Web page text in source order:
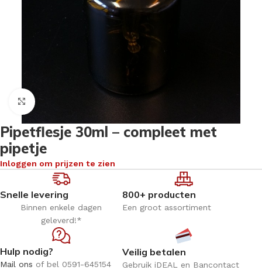
Klik om te vergroten
Pipetflesje 30ml – compleet met
pipetje
Inloggen om prijzen te zien
Snelle levering
Binnen enkele dagen
geleverd!*
800+ producten
Een groot assortiment
Hulp nodig?
Mail ons of bel 0591-645154
Veilig betalen
Gebruik iDEAL en Bancontact